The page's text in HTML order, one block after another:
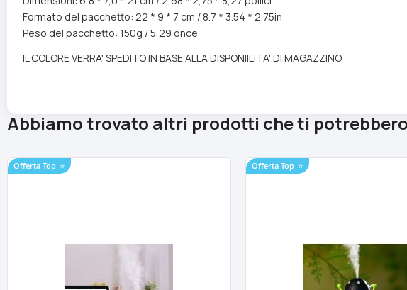
Formato del pacchetto: 22 * 9 * 7 cm / 8.7 * 3.54 * 2.75in
Peso del pacchetto: 150g / 5,29 once
IL COLORE VERRA' SPEDITO IN BASE ALLA DISPONIILITA' DI MAGAZZINO
Abbiamo trovato altri prodotti che ti
Offerta Top ⭐ Offerta Top ⭐